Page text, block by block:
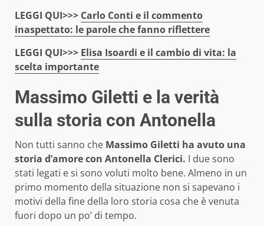
LEGGI QUI>>> Carlo Conti e il commento
inaspettato: le parole che fanno riflettere
LEGGI QUI>>> Elisa Isoardi e il cambio di vita: la
scelta importante
Massimo Giletti e la verità
sulla storia con Antonella
Non tutti sanno che Massimo Giletti ha avuto una
storia d’amore con Antonella Clerici. I due sono
stati legati e si sono voluti molto bene. Almeno in un
primo momento della situazione non si sapevano i
motivi della fine della loro storia cosa che è venuta
fuori dopo un po’ di tempo.